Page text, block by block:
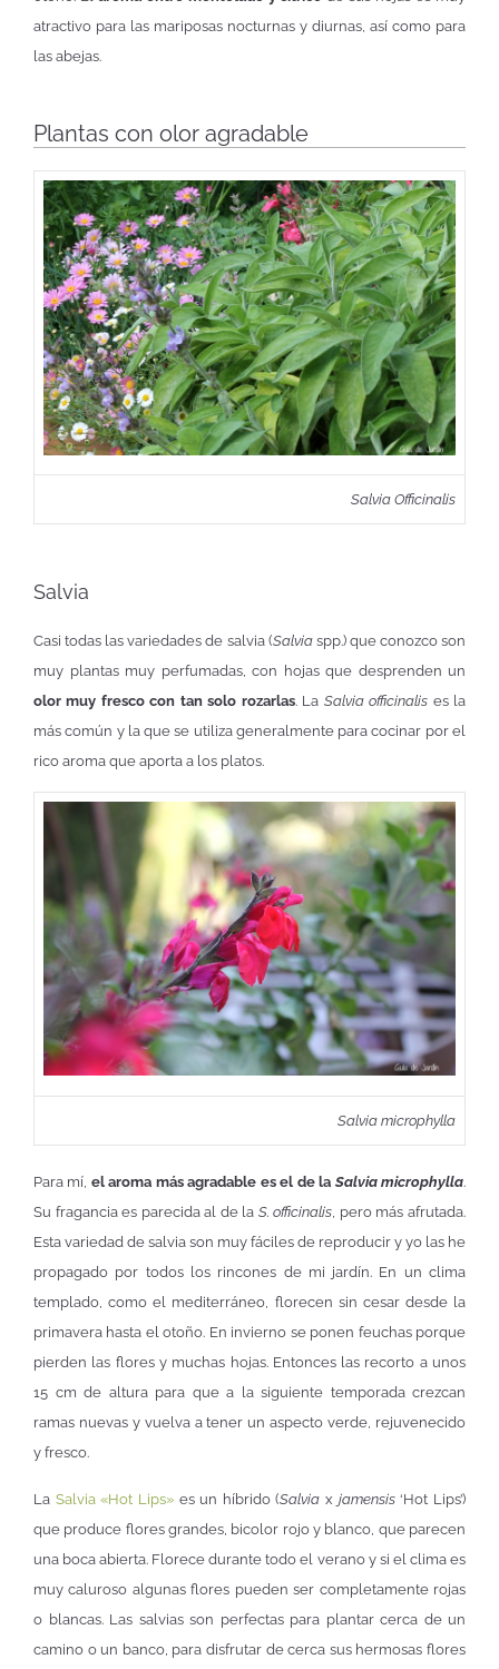
atractivo para las mariposas nocturnas y diurnas, así como para
las abejas.
Plantas con olor agradable
Salvia Officinalis
Salvia
Casi todas las variedades de salvia (Salviaspp.) que conozco son
muy plantas muy perfumadas, con hojas que desprenden un
olor muy fresco con tan solo rozarlas. La Salvia officinalis es la
más común y la que se utiliza generalmente para cocinar por el
rico aroma que aporta a los platos.
Salvia microphylla
Para mí, el aroma más agradable es el de la Salvia microphylla.
Su fragancia es parecida al de la S. officinalis, pero más afrutada.
Esta variedad de salvia son muy fáciles de reproducir y yo las he
propagado por todos los rincones de mi jardín. En un clima
templado, como el mediterráneo, florecen sin cesar desde la
primavera hasta el otoño. En invierno se ponen feuchas porque
pierden las flores y muchas hojas. Entonces las recorto a unos
15 cm de altura para que a la siguiente temporada crezcan
ramas nuevas y vuelva a tener un aspecto verde, rejuvenecido
y fresco.
La Salvia «Hot Lips»es un híbrido (Salvia x jamensis‘Hot Lips’)
que produce flores grandes, bicolor rojo y blanco, que parecen
una boca abierta. Florece durante todo el verano y si el clima es
muy caluroso algunas flores pueden ser completamente rojas
o blancas. Las salvias son perfectas para plantar cerca de un
camino o un banco, para disfrutar de cerca sus hermosas flores